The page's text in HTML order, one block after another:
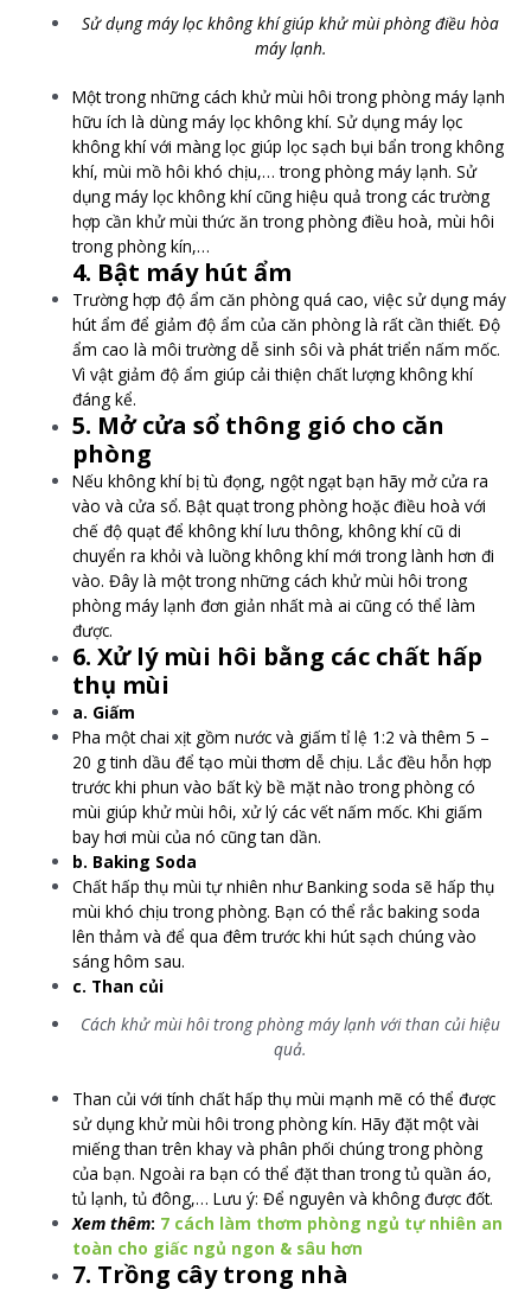
Sử dụng máy lọc không khí giúp khử mùi phòng điều hòa
máy lạnh.
Một trong những cách khử mùi hôi trong phòng máy lạnh
hữu ích là dùng máy lọc không khí. Sử dụng máy lọc
không khí với màng lọc giúp lọc sạch bụi bẩn trong không
khí, mùi mồ hôi khó chịu,… trong phòng máy lạnh. Sử
dụng máy lọc không khí cũng hiệu quả trong các trường
hợp cần khử mùi thức ăn trong phòng điều hoà, mùi hôi
trong phòng kín,…
4. Bật máy hút ẩm
Trường hợp độ ẩm căn phòng quá cao, việc sử dụng máy
hút ẩm để giảm độ ẩm của căn phòng là rất cần thiết. Độ
ẩm cao là môi trường dễ sinh sôi và phát triển nấm mốc.
Vì vật giảm độ ẩm giúp cải thiện chất lượng không khí
đáng kể.
5. Mở cửa sổ thông gió cho căn
phòng
Nếu không khí bị tù đọng, ngột ngạt bạn hãy mở cửa ra
vào và cửa sổ. Bật quạt trong phòng hoặc điều hoà với
chế độ quạt để không khí lưu thông, không khí cũ di
chuyển ra khỏi và luồng không khí mới trong lành hơn đi
vào. Đây là một trong những cách khử mùi hôi trong
phòng máy lạnh đơn giản nhất mà ai cũng có thể làm
được.
6. Xử lý mùi hôi bằng các chất hấp
thụ mùi
a. Giấm
Pha một chai xịt gồm nước và giấm tỉ lệ 1:2 và thêm 5 –
20 g tinh dầu để tạo mùi thơm dễ chịu. Lắc đều hỗn hợp
trước khi phun vào bất kỳ bề mặt nào trong phòng có
mùi giúp khử mùi hôi, xử lý các vết nấm mốc. Khi giấm
bay hơi mùi của nó cũng tan dần.
b. Baking Soda
Chất hấp thụ mùi tự nhiên như Banking soda sẽ hấp thụ
mùi khó chịu trong phòng. Bạn có thể rắc baking soda
lên thảm và để qua đêm trước khi hút sạch chúng vào
sáng hôm sau.
c. Than củi
Cách khử mùi hôi trong phòng máy lạnh với than củi hiệu
quả.
Than củi với tính chất hấp thụ mùi mạnh mẽ có thể được
sử dụng khử mùi hôi trong phòng kín. Hãy đặt một vài
miếng than trên khay và phân phối chúng trong phòng
của bạn. Ngoài ra bạn có thể đặt than trong tủ quần áo,
tủ lạnh, tủ đông,… Lưu ý: Để nguyên và không được đốt.
Xem thêm: 7 cách làm thơm phòng ngủ tự nhiên an
toàn cho giấc ngủ ngon & sâu hơn
7. Trồng cây trong nhà